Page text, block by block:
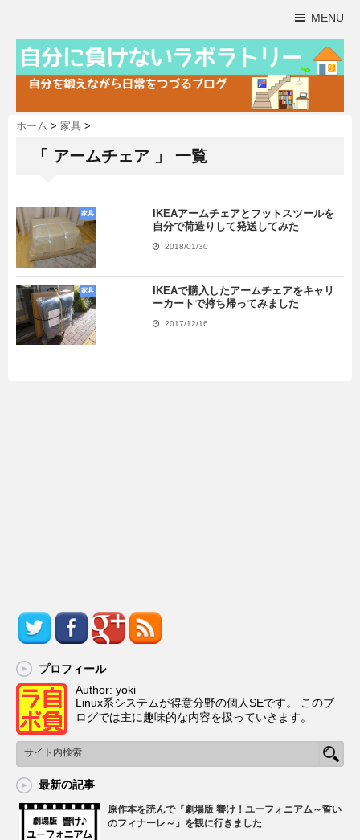
MENU
ホーム > 家具 >
「 アームチェア 」 一覧
家具
IKEAアームチェアとフットスツールを
自分で荷造りして発送してみた
2018/01/30
家具
IKEAで購入したアームチェアをキャリ
ーカートで持ち帰ってみました
2017/12/16
プロフィール
Author: yoki
Linux系システムが得意分野の個人SEです。 このブ
ログでは主に趣味的な内容を扱っていきます。
最新の記事
原作本を読んで『劇場版 響け！ユーフォニアム～誓い
のフィナーレ～』を観に行きました